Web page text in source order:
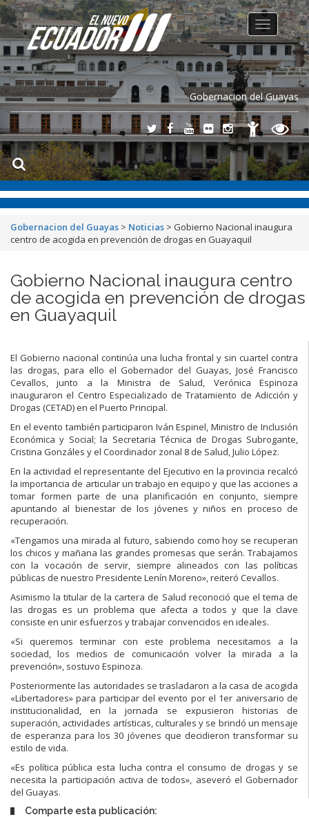
Gobernacion del Guayas
Toggle
navigation
Gobernacion del Guayas > Noticias > Gobierno Nacional inaugura
centro de acogida en prevención de drogas en Guayaquil
Gobierno Nacional inaugura centro
de acogida en prevención de drogas
en Guayaquil
El Gobierno nacional continúa una lucha frontal y sin cuartel contra
las drogas, para ello el Gobernador del Guayas, José Francisco
Cevallos, junto a la Ministra de Salud, Verónica Espinoza
inauguraron el Centro Especializado de Tratamiento de Adicción y
Drogas (CETAD) en el Puerto Principal.
En el evento también participaron Iván Espinel, Ministro de Inclusión
Económica y Social; la Secretaria Técnica de Drogas Subrogante,
Cristina Gonzáles y el Coordinador zonal 8 de Salud, Julio López.
En la actividad el representante del Ejecutivo en la provincia recalcó
la importancia de articular un trabajo en equipo y que las acciones a
tomar formen parte de una planificación en conjunto, siempre
apuntando al bienestar de los jóvenes y niños en proceso de
recuperación.
«Tengamos una mirada al futuro, sabiendo como hoy se recuperan
los chicos y mañana las grandes promesas que serán. Trabajamos
con la vocación de servir, siempre alineados con las políticas
públicas de nuestro Presidente Lenín Moreno», reiteró Cevallos.
Asimismo la titular de la cartera de Salud reconoció que el tema de
las drogas es un problema que afecta a todos y que la clave
consiste en unir esfuerzos y trabajar convencidos en ideales.
«Si queremos terminar con este problema necesitamos a la
sociedad, los medios de comunicación volver la mirada a la
prevención», sostuvo Espinoza.
Posteriormente las autoridades se trasladaron a la casa de acogida
«Libertadores» para participar del evento por el 1er aniversario de
institucionalidad, en la jornada se expusieron historias de
superación, actividades artísticas, culturales y se brindó un mensaje
de esperanza para los 30 jóvenes que decidieron transformar su
estilo de vida.
«Es política pública esta lucha contra el consumo de drogas y se
necesita la participación activa de todos», aseveró el Gobernador
del Guayas.
Comparte esta publicación: